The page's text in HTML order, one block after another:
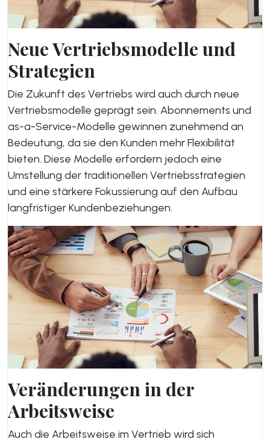
Neue Vertriebsmodelle und
Strategien
Die Zukunft des Vertriebs wird auch durch neue
Vertriebsmodelle geprägt sein. Abonnements und
as-a-Service-Modelle gewinnen zunehmend an
Bedeutung, da sie den Kunden mehr Flexibilität
bieten. Diese Modelle erfordern jedoch eine
Umstellung der traditionellen Vertriebsstrategien
und eine stärkere Fokussierung auf den Aufbau
langfristiger Kundenbeziehungen.
Veränderungen in der
Arbeitsweise
Auch die Arbeitsweise im Vertrieb wird sich